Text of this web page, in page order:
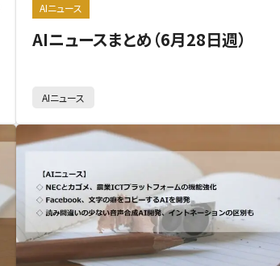
AIニュース
AIニュースまとめ（6月28日週）
AIニュース